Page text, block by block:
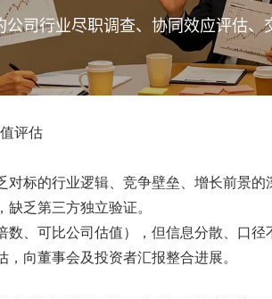
公司行业尽职调查、协同效应评估、
评估
标的行业逻辑、竞争壁垒、增长前景的
乏第三方独立验证。
、可比公司估值），但信息分散、口径
向董事会及投资者汇报整合进展。